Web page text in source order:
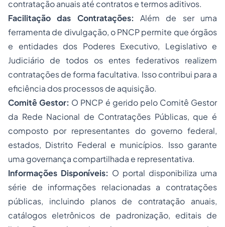
contratação anuais até contratos e termos aditivos.
Facilitação das Contratações: Além de ser uma
ferramenta de divulgação, o PNCP permite que órgãos
e entidades dos Poderes Executivo, Legislativo e
Judiciário de todos os entes federativos realizem
contratações de forma facultativa. Isso contribui para a
eficiência dos processos de aquisição.
Comitê Gestor: O PNCP é gerido pelo Comitê Gestor
da Rede Nacional de Contratações Públicas, que é
composto por representantes do governo federal,
estados, Distrito Federal e municípios. Isso garante
uma governança compartilhada e representativa.
Informações Disponíveis: O portal disponibiliza uma
série de informações relacionadas a contratações
públicas, incluindo planos de contratação anuais,
catálogos eletrônicos de padronização, editais de